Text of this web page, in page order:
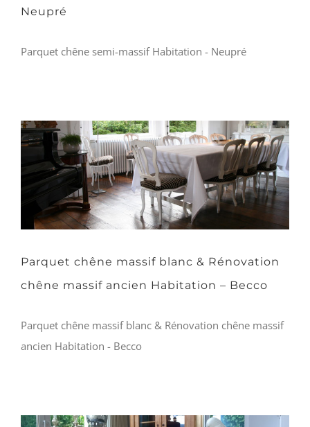
Neupré
Parquet chêne semi-massif Habitation - Neupré
Parquet chêne massif blanc & Rénovation
chêne massif ancien Habitation – Becco
Parquet chêne massif blanc & Rénovation chêne massif
ancien Habitation - Becco